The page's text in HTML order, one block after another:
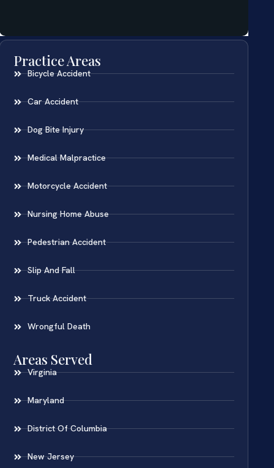
Practice Areas
Bicycle Accident
Car Accident
Dog Bite Injury
Medical Malpractice
Motorcycle Accident
Nursing Home Abuse
Pedestrian Accident
Slip And Fall
Truck Accident
Wrongful Death
Areas Served
Virginia
Maryland
District Of Columbia
New Jersey